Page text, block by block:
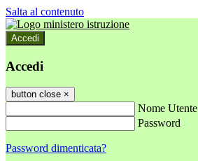
Salta al contenuto
Accedi
Accedi
button close ×
Nome Utente
Password
Password dimenticata?